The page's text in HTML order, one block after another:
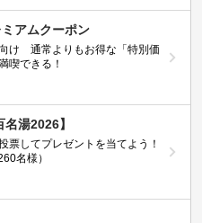
アムクーポン
け 通常よりもお得な「特別価
喫できる！
名湯2026】
票してプレゼントを当てよう！
名様）